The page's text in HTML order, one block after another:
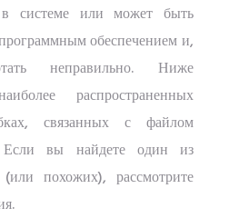
в системе или может быть
обеспечением и,
неправильно. Ниже
распространенных
связанных с файлом
Если вы найдете один из
похожих), рассмотрите